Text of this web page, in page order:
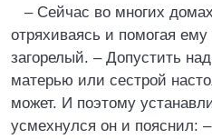
– Сейчас во многих
отряхиваясь и помогая
загорелый. – Допустить
матерью или сестрой
может. И поэтому
усмехнулся он и пояснил: